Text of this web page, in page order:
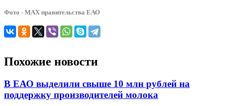
Фото - МАХ правительства ЕАО
Похожие новости
В ЕАО выделили свыше 10 млн рублей на
поддержку производителей молока